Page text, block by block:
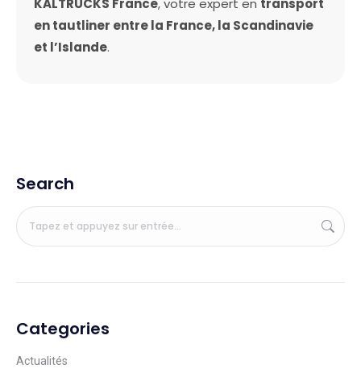
KALTRUCKS France, votre expert en transport
en tautliner entre la France, la Scandinavie
et l’Islande.
Search
Categories
Actualités